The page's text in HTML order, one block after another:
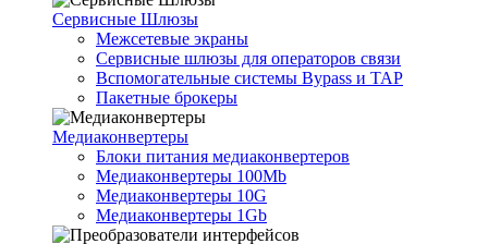
Сервисные Шлюзы
Межсетевые экраны
Сервисные шлюзы для операторов связи
Вспомогательные системы Bypass и TAP
Пакетные брокеры
Медиаконвертеры
Блоки питания медиаконвертеров
Медиаконвертеры 100Mb
Медиаконвертеры 10G
Медиаконвертеры 1Gb